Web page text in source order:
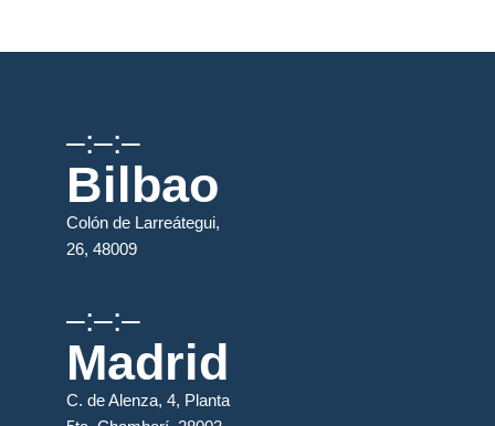
–:–:–
Bilbao
Colón de Larreátegui,
26, 48009
–:–:–
Madrid
C. de Alenza, 4, Planta